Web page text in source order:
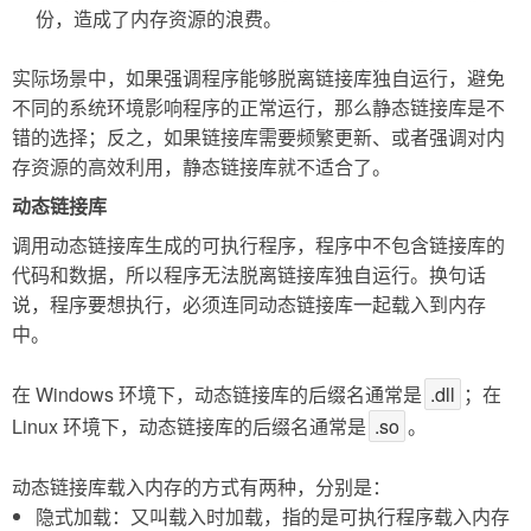
份，造成了内存资源的浪费。
实际场景中，如果强调程序能够脱离链接库独自运行，避免
不同的系统环境影响程序的正常运行，那么静态链接库是不
错的选择；反之，如果链接库需要频繁更新、或者强调对内
存资源的高效利用，静态链接库就不适合了。
动态链接库
调用动态链接库生成的可执行程序，程序中不包含链接库的
代码和数据，所以程序无法脱离链接库独自运行。换句话
说，程序要想执行，必须连同动态链接库一起载入到内存
中。
在 Windows 环境下，动态链接库的后缀名通常是 .dll ；在
Linux 环境下，动态链接库的后缀名通常是 .so 。
动态链接库载入内存的方式有两种，分别是：
隐式加载：又叫载入时加载，指的是可执行程序载入内存